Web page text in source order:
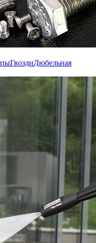
ГвоздиДюбельная